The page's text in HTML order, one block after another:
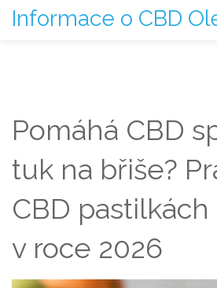
Informace o CBD
Pomáhá CBD
tuk na břiše?
CBD
v roce 2026